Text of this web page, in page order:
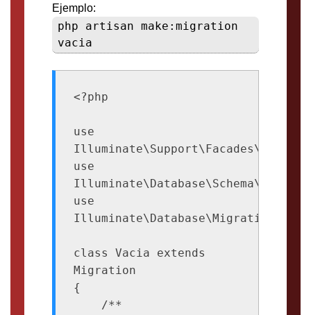
Ejemplo:
php artisan make:migration
vacia
<?php
use
Illuminate\Support\Facades\Schema;
use
use
class Vacia extends
Migration
{